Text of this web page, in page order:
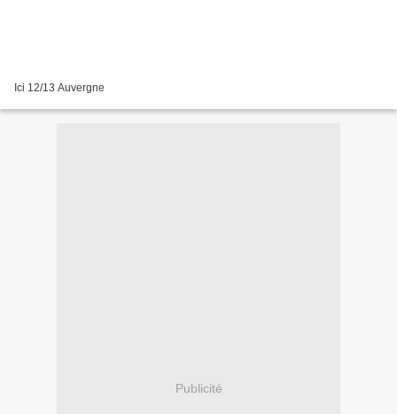
Ici 12/13 Auvergne
Publicité